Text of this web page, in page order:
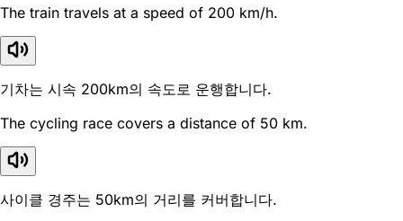
The train travels at a speed of 200 km/h.
기차는 시속 200km의 속도로 운행합니다.
The cycling race covers a distance of 50 km.
사이클 경주는 50km의 거리를 커버합니다.